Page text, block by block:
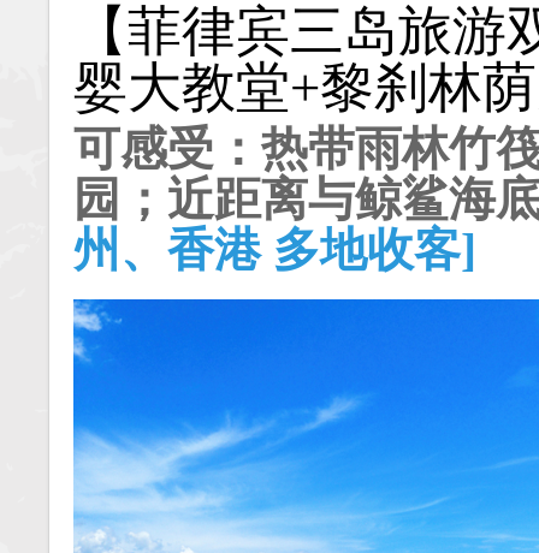
【菲律宾三岛旅
婴大教堂+黎刹林
可感受：热带雨林竹
园；近距离与鲸鲨海
州、香港 多地收客]